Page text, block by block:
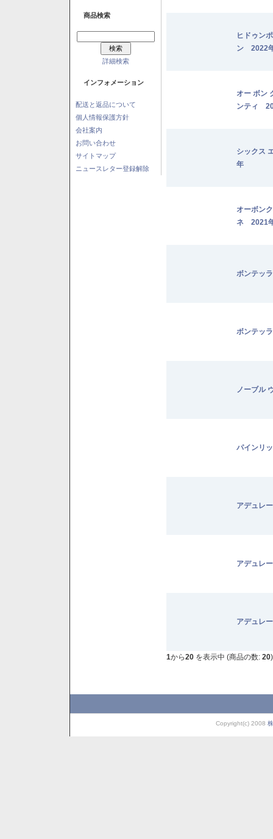
商品検索
詳細検索
インフォメーション
配送と返品について
個人情報保護方針
会社案内
お問い合わせ
サイトマップ
ニュースレター登録解除
ヒドゥン
ン 2022
オー ボン
ンティ
シックス
年
オーボン
ネ 2021
ボンテッ
ボンテッ
ノーブル
パインリ
アデュレ
アデュレ
アデュレ
1から20 を表示中 (商品の数: 20)
Copyright(c) 2008